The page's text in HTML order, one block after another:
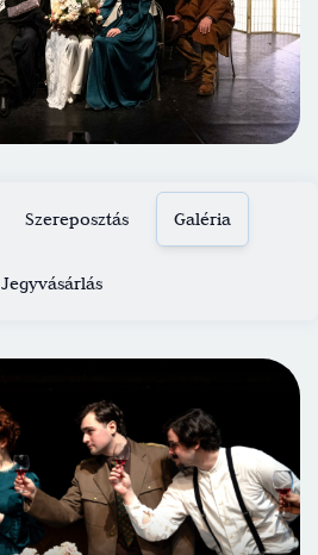
Szereposztás Galéria
Jegyvásárlás